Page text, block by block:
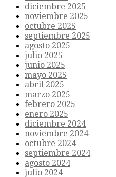
diciembre 2025
noviembre 2025
octubre 2025
septiembre 2025
agosto 2025
julio 2025
junio 2025
mayo 2025
abril 2025
marzo 2025
febrero 2025
enero 2025
diciembre 2024
noviembre 2024
octubre 2024
septiembre 2024
agosto 2024
julio 2024